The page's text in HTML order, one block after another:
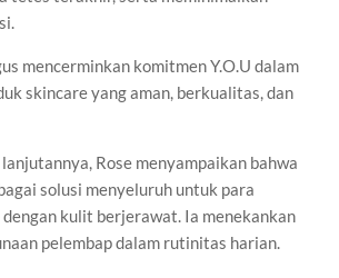
mencerminkan komitmen Y.O.U dalam
skincare yang aman, berkualitas, dan
Rose menyampaikan bahwa
solusi menyeluruh untuk para
dengan kulit berjerawat. Ia menekankan
pelembap dalam rutinitas harian.